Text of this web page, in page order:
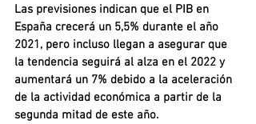
Las previsiones indican que el PIB en
España crecerá un 5,5% durante el año
2021, pero incluso llegan a asegurar que
la tendencia seguirá al alza en el 2022 y
aumentará un 7% debido a la aceleración
de la actividad económica a partir de la
segunda mitad de este año.